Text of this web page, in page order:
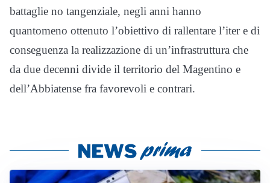
battaglie no tangenziale, negli anni hanno
quantomeno ottenuto l’obiettivo di rallentare l’iter e di
conseguenza la realizzazione di un’infrastruttura che
da due decenni divide il territorio del Magentino e
dell’Abbiatense fra favorevoli e contrari.